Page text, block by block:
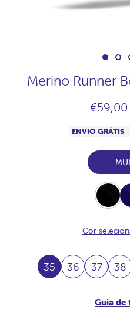
Merino Runner
€59,00
ENVIO GRÁTIS
Full-
Black
Full-
Cor
35 36 37 38
Guia de